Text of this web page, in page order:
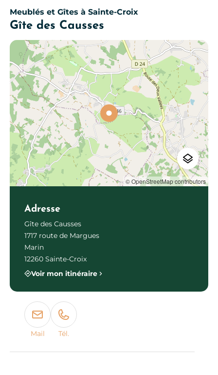
Meublés et Gîtes à Sainte-Croix
Gîte des Causses
© OpenStreetMap contributors
Adresse
Gîte des Causses
1717 route de Margues
Marin
12260 Sainte-Croix
Voir mon itinéraire
Mail Tél.